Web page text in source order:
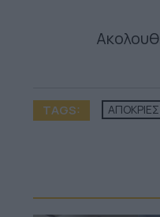
TAGS: ΑΠΟΚΡΙΕΣ